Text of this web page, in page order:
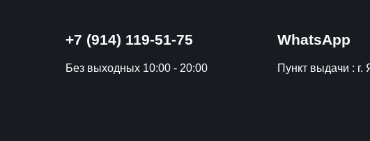
+7 (914) 119-51-75 WhatsApp
Без выходных 10:00 - 20:00 Пункт выдачи : г.